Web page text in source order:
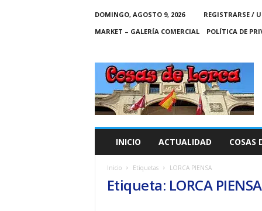
DOMINGO, AGOSTO 9, 2026
REGISTRARSE /
MARKET – GALERÍA COMERCIAL
POLÍTICA DE
C
A
S
INICIO ACTUALIDAD COSAS
Inicio Etiquetas LORCA PIENSA
Etiqueta: LORCA PIENSA